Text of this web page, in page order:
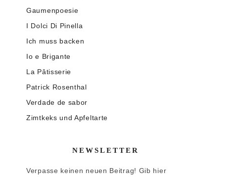
Gaumenpoesie
I Dolci Di Pinella
Ich muss backen
Io e Brigante
La Pâtisserie
Patrick Rosenthal
Verdade de sabor
Zimtkeks und Apfeltarte
NEWSLETTER
Verpasse keinen neuen Beitrag! Gib hier